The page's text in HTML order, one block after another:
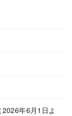
年6月1日よ